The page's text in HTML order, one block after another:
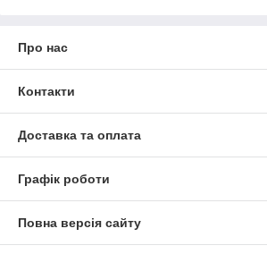
Про нас
Контакти
Доставка та оплата
Графік роботи
Повна версія сайту